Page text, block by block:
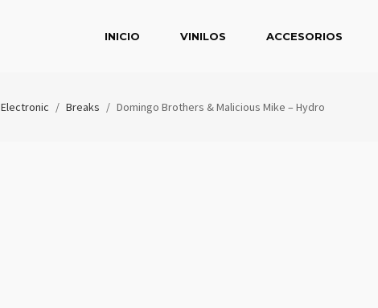
INICIO VINILOS ACCESORIOS
Electronic / Breaks / Domingo Brothers & Malicious Mike – Hydro